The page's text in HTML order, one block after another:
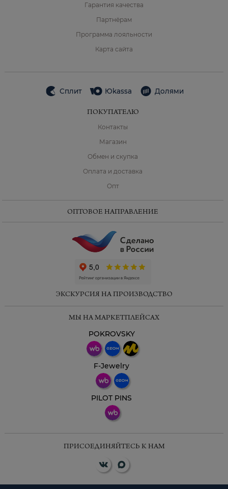
Гарантия качества
Партнёрам
Программа лояльности
Карта сайта
Сплит Юkassa Долями
ПОКУПАТЕЛЮ
Контакты
Магазин
Обмен и скупка
Оплата и доставка
Опт
ОПТОВОЕ НАПРАВЛЕНИЕ
ЭКСКУРСИЯ НА ПРОИЗВОДСТВО
МЫ НА МАРКЕТПЛЕЙСАХ
POKROVSKY
F-Jewelry
PILOT PINS
ПРИСОЕДИНЯЙТЕСЬ К НАМ